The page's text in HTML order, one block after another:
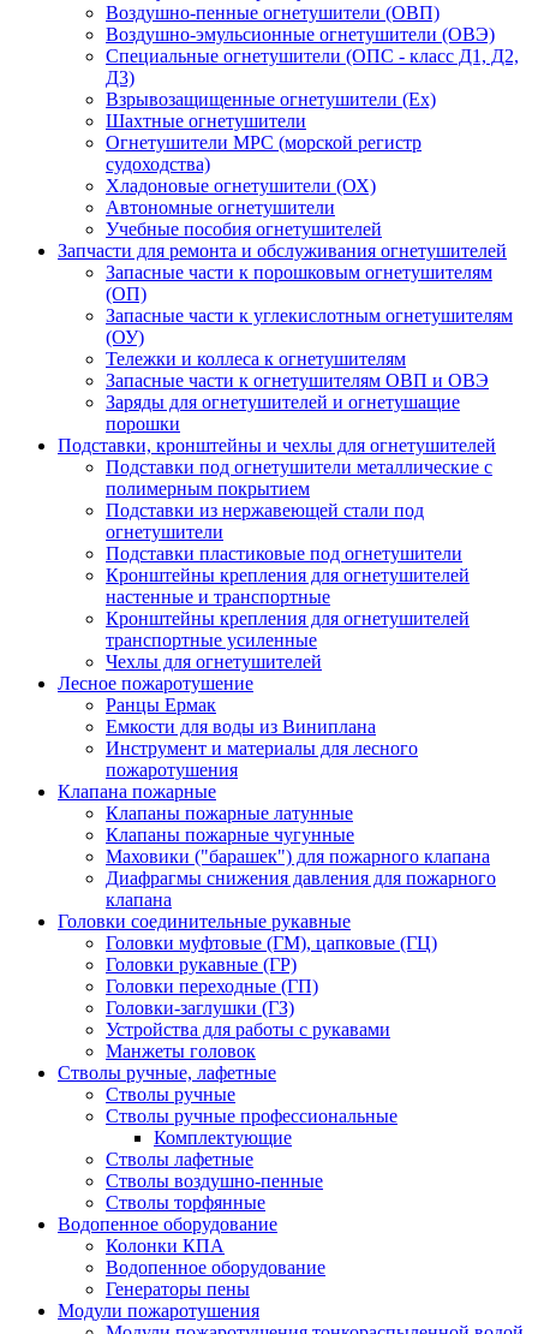
Воздушно-пенные огнетушители (ОВП)
Воздушно-эмульсионные огнетушители (ОВЭ)
Специальные огнетушители (ОПС - класс Д1, Д2,
Д3)
Взрывозащищенные огнетушители (Ex)
Шахтные огнетушители
Огнетушители МРС (морской регистр
судоходства)
Хладоновые огнетушители (ОХ)
Автономные огнетушители
Учебные пособия огнетушителей
Запчасти для ремонта и обслуживания огнетушителей
Запасные части к порошковым огнетушителям
(ОП)
Запасные части к углекислотным огнетушителям
(ОУ)
Тележки и коллеса к огнетушителям
Запасные части к огнетушителям ОВП и ОВЭ
Заряды для огнетушителей и огнетушащие
порошки
Подставки, кронштейны и чехлы для огнетушителей
Подставки под огнетушители металлические с
полимерным покрытием
Подставки из нержавеющей стали под
огнетушители
Подставки пластиковые под огнетушители
Кронштейны крепления для огнетушителей
настенные и транспортные
Кронштейны крепления для огнетушителей
транспортные усиленные
Чехлы для огнетушителей
Лесное пожаротушение
Ранцы Ермак
Емкости для воды из Виниплана
Инструмент и материалы для лесного
пожаротушения
Клапана пожарные
Клапаны пожарные латунные
Клапаны пожарные чугунные
Маховики ("барашек") для пожарного клапана
Диафрагмы снижения давления для пожарного
клапана
Головки соединительные рукавные
Головки муфтовые (ГМ), цапковые (ГЦ)
Головки рукавные (ГР)
Головки переходные (ГП)
Головки-заглушки (ГЗ)
Устройства для работы с рукавами
Манжеты головок
Стволы ручные, лафетные
Стволы ручные
Стволы ручные профессиональные
Комплектующие
Стволы лафетные
Стволы воздушно-пенные
Стволы торфянные
Водопенное оборудование
Колонки КПА
Водопенное оборудование
Генераторы пены
Модули пожаротушения